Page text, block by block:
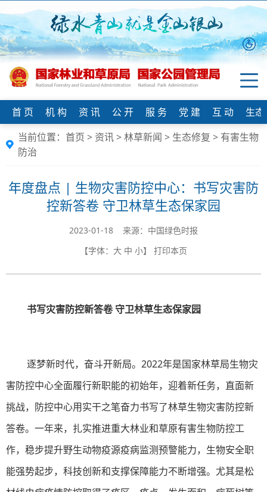
首 页 机 构 资 讯 公 开 服 务 党 建 互 动
生
当前位置： 首页 > 资讯>林草新闻 > 生态修复 > 有害生物
防治
年度盘点 | 生物灾害防控中心：书写灾害防
控新答卷 守卫林草生态保家园
2023-01-18 来源：中国绿色时报
【字体： 大 中 小】 打印本页
书写灾害防控新答卷 守卫林草生态保家园
逐梦新时代，奋斗开新局。2022年是国家林草局生物灾
害防控中心全面履行新职能的初始年，迎着新任务，直面新
挑战，防控中心用实干之笔奋力书写了林草生物灾害防控新
答卷。一年来，扎实推进重大林业和草原有害生物防控工
作，稳步提升野生动物疫源疫病监测预警能力，生物安全职
能强势起步，科技创新和支撑保障能力不断增强。尤其是松